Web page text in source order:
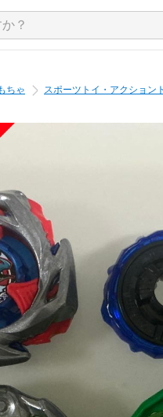
ちゃ スポーツトイ・アクション